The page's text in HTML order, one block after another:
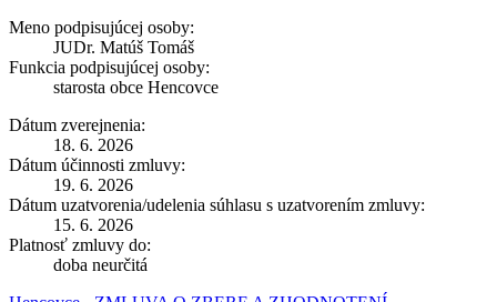
Meno podpisujúcej osoby:
JUDr. Matúš Tomáš
Funkcia podpisujúcej osoby:
starosta obce Hencovce
Dátum zverejnenia:
18. 6. 2026
Dátum účinnosti zmluvy:
19. 6. 2026
Dátum uzatvorenia/udelenia súhlasu s uzatvorením zmluvy:
15. 6. 2026
Platnosť zmluvy do:
doba neurčitá